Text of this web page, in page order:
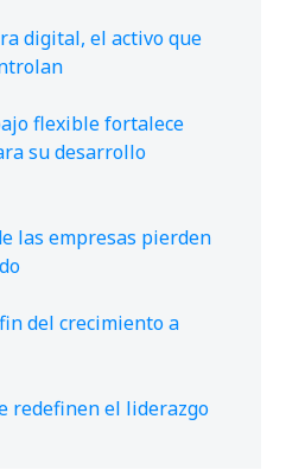
digital, el activo que
flexible fortalece
su desarrollo
las empresas pierden
del crecimiento a
redefinen el liderazgo